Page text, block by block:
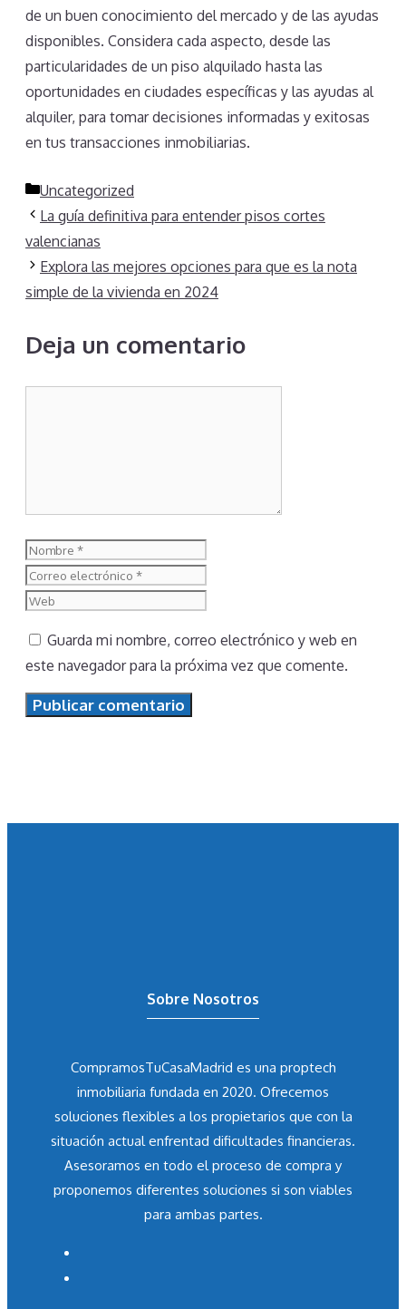
de un buen conocimiento del mercado y de las ayudas
disponibles. Considera cada aspecto, desde las
particularidades de un piso alquilado hasta las
oportunidades en ciudades específicas y las ayudas al
alquiler, para tomar decisiones informadas y exitosas
en tus transacciones inmobiliarias.
Categorías
Uncategorized
La guía definitiva para entender pisos cortes
valencianas
Explora las mejores opciones para que es la nota
simple de la vivienda en 2024
Deja un comentario
Nombre
Guarda mi nombre, correo electrónico y web en
este navegador para la próxima vez que comente.
Sobre Nosotros
CompramosTuCasaMadrid es una proptech
inmobiliaria fundada en 2020. Ofrecemos
soluciones flexibles a los propietarios que con la
situación actual enfrentad dificultades financieras.
Asesoramos en todo el proceso de compra y
proponemos diferentes soluciones si son viables
para ambas partes.